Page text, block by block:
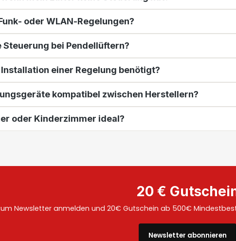
oder WLAN‑Regelungen?
bei Pendellüftern?
einer Regelung benötigt?
kompatibel zwischen Herstellern?
oder Kinderzimmer ideal?
20 €
Newsletter anmelden und 20€ Gutschein ab 500€
Newsletter abonnieren